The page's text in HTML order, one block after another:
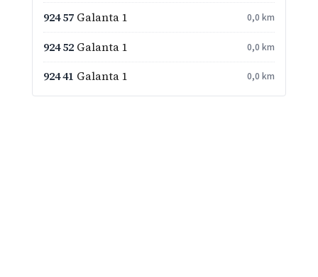
924 57Galanta 1 0,0 km
924 52Galanta 1 0,0 km
924 41 Galanta 1 0,0 km